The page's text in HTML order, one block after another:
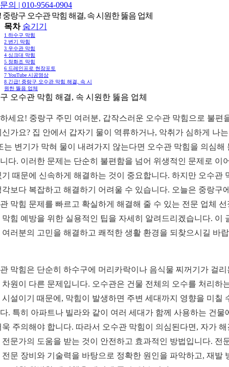
의 | 010-9564-0904
중랑구 오수관 막힘 해결, 속 시원한 뚫음 업체
목차 숨기기
1 하수구 막힘
2 변기 막힘
3 우수관 막힘
4 싱크대 막힘
5 정화조 막힘
6 드레인프로 현장포토
7 YouTube 시공영상
8 긴급! 중랑구 오수관 막힘 해결, 속 시
원한 뚫음 업체
오수관 막힘 해결, 속 시원한 뚫음 업체
세요! 중랑구 주민 여러분, 갑작스러운 오수관 막힘으로 불편
신가요? 집 안에서 갑자기 물이 역류하거나, 악취가 심하게 나
는 변기가 막혀 물이 내려가지 않는다면 오수관 막힘을 의심해
다. 이러한 문제는 단순히 불편함을 넘어 위생적인 문제로 이
기 때문에 신속하게 해결하는 것이 중요합니다. 하지만 오수관
각보다 복잡하고 해결하기 어려울 수 있습니다. 오늘은 중랑구
막힘 문제를 빠르고 확실하게 해결해 줄 수 있는 전문 업체 선
막힘 예방을 위한 실용적인 팁을 자세히 알려드리겠습니다. 이
여러분의 고민을 해결하고 쾌적한 생활 환경을 되찾으시길 바
막힘은 단순히 하수구에 머리카락이나 음식물 찌꺼기가 걸리
차원이 다른 문제입니다. 오수관은 건물 전체의 오수를 처리하
시설이기 때문에, 막힘이 발생하면 주변 세대까지 영향을 미칠
. 특히 아파트나 빌라와 같이 여러 세대가 함께 사용하는 건물
욱 주의해야 합니다. 따라서 오수관 막힘이 의심된다면, 자가 해
전문가의 도움을 받는 것이 안전하고 효과적인 방법입니다. 전
전문 장비와 기술력을 바탕으로 정확한 원인을 파악하고, 재발